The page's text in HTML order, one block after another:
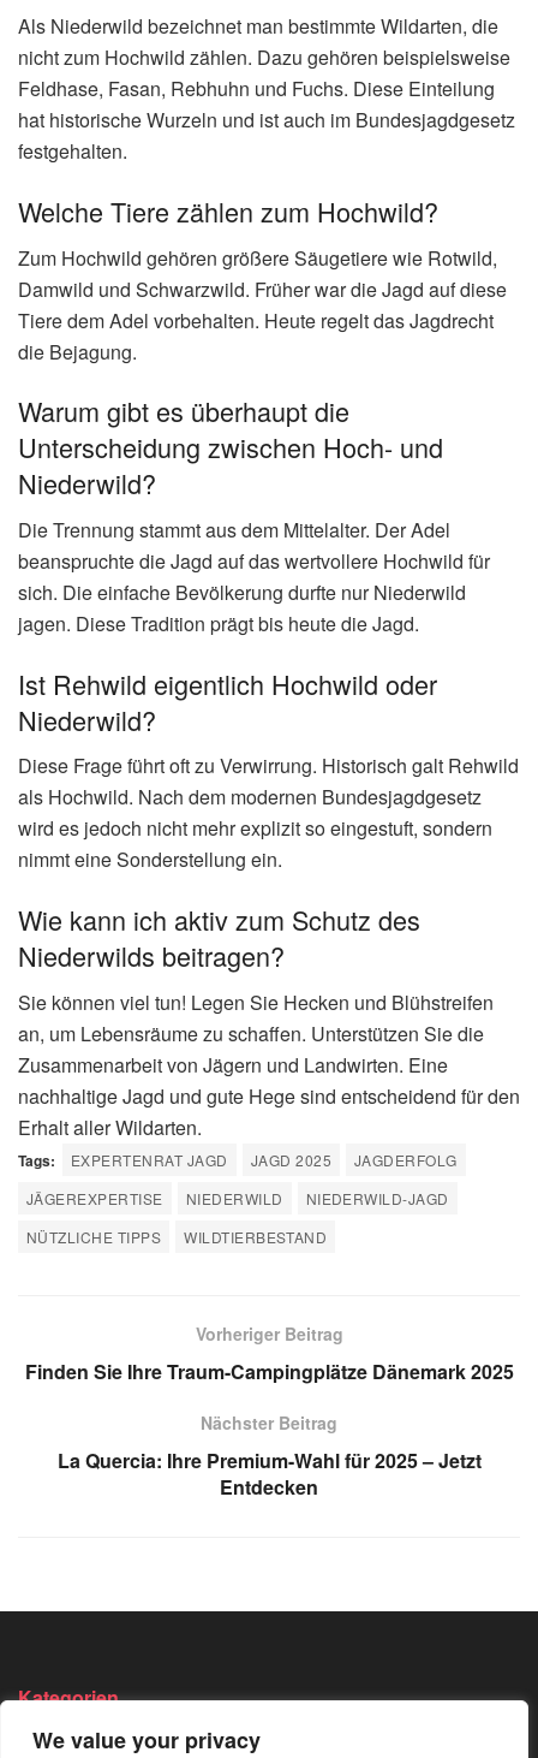
We value your privacy
Als Niederwild bezeichnet man bestimmte Wildarten, die
nicht zum Hochwild zählen. Dazu gehören beispielsweise
Feldhase, Fasan, Rebhuhn und Fuchs. Diese Einteilung
hat historische Wurzeln und ist auch im Bundesjagdgesetz
festgehalten.
Welche Tiere zählen zum Hochwild?
Zum Hochwild gehören größere Säugetiere wie Rotwild,
Damwild und Schwarzwild. Früher war die Jagd auf diese
Tiere dem Adel vorbehalten. Heute regelt das Jagdrecht
die Bejagung.
Warum gibt es überhaupt die
Unterscheidung zwischen Hoch- und
Niederwild?
Die Trennung stammt aus dem Mittelalter. Der Adel
beanspruchte die Jagd auf das wertvollere Hochwild für
sich. Die einfache Bevölkerung durfte nur Niederwild
jagen. Diese Tradition prägt bis heute die Jagd.
Ist Rehwild eigentlich Hochwild oder
Niederwild?
Diese Frage führt oft zu Verwirrung. Historisch galt Rehwild
als Hochwild. Nach dem modernen Bundesjagdgesetz
wird es jedoch nicht mehr explizit so eingestuft, sondern
nimmt eine Sonderstellung ein.
Wie kann ich aktiv zum Schutz des
Niederwilds beitragen?
Sie können viel tun! Legen Sie Hecken und Blühstreifen
an, um Lebensräume zu schaffen. Unterstützen Sie die
Zusammenarbeit von Jägern und Landwirten. Eine
nachhaltige Jagd und gute Hege sind entscheidend für den
Erhalt aller Wildarten.
Tags: EXPERTENRAT JAGD JAGD 2025
JAGDERFOLG
JÄGEREXPERTISE
NIEDERWILD
NIEDERWILD-JAGD
NÜTZLICHE TIPPS
WILDTIERBESTAND
Vorheriger Beitrag
Finden Sie Ihre Traum-Campingplätze Dänemark 2025
Nächster Beitrag
La Quercia: Ihre Premium-Wahl für 2025 – Jetzt
Entdecken
Kategorien
Angeln Survival